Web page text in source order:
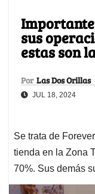
sus
estas son
Por Las Dos Orillas
JUL 18, 2024
Se trata de
tienda en la Zona
70%. Sus demás